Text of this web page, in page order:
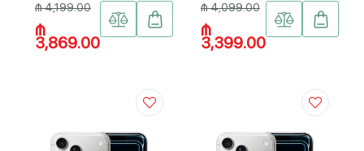
₼ 4,199.00
₼
3,869.00
₼ 4,099.00
₼
3,399.00